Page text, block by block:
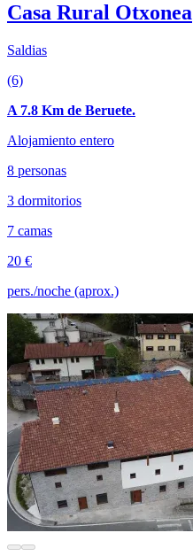
Casa Rural Otxonea
Saldias
(6)
A 7.8 Km de Beruete.
Alojamiento entero
8 personas
3 dormitorios
7 camas
20 €
pers./noche (aprox.)